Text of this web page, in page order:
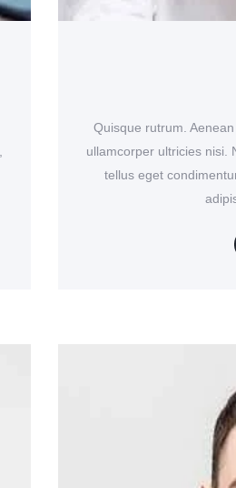
Quisque rutrum.
ullamcorper ultricies nisi.
tellus eget